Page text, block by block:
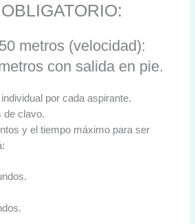
metros (velocidad):
con salida en pie.
por cada aspirante.
de clavo.
y el tiempo máximo para ser